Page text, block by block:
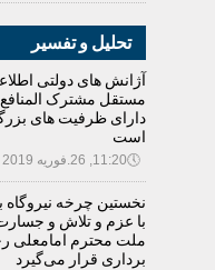
تحلیل و تفسیر
آژانش های دولتی
مستقل مشترک
دارای ظرفیت های
است
🕔11:20, 26.فوریه 2019
نخستین چرخه نیروگاه
با عزم و تلاش و
ملت محترم امامعلی
برداری قرار می‌گیرد